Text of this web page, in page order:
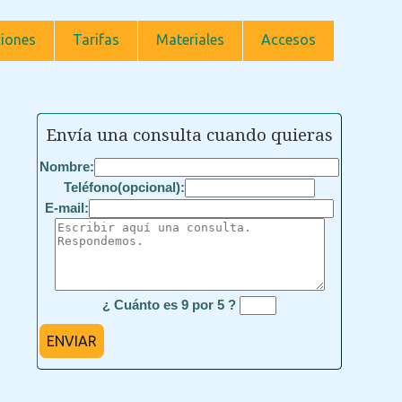
Tarifas Materiales Accesos
Envía una consulta cuando quieras
Nombre:
Teléfono(opcional):
E-mail:
¿ Cuánto es 9 por 5 ?
ENVIAR